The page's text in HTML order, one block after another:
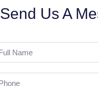
Send Us A